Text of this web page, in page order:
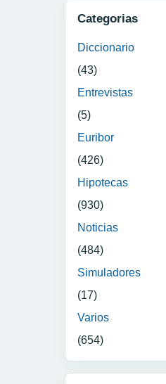
Categorias
Diccionario
(43)
Entrevistas
(5)
Euribor
(426)
Hipotecas
(930)
Noticias
(484)
Simuladores
(17)
Varios
(654)